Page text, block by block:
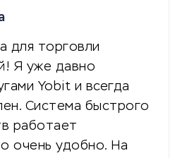
для торговли
Я уже давно
Yobit и всегда
Система быстрого
работает
очень удобно. На